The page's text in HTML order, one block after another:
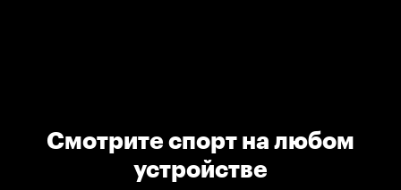
Смотрите спорт на любом
устройстве